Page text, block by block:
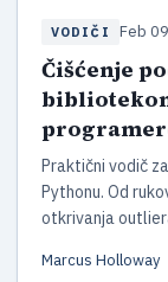
VODIČI Feb
Čišćenje
Praktični vodič
Pythonu. Od
otkrivanja
3.0.
Marcus Holloway